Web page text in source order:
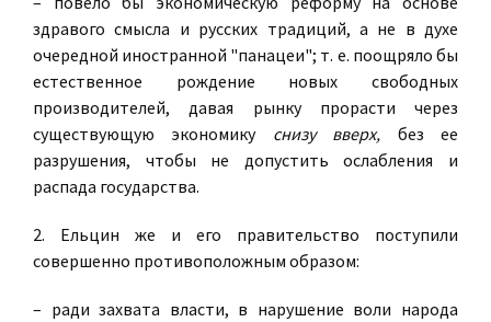
здравого смысла и русских традиций, а не в духе
очередной иностранной "панацеи"; т. е. поощряло бы
естественное рождение новых свободных
производителей, давая рынку прорасти через
существующую экономику снизу вверх, без ее
разрушения, чтобы не допустить ослабления и
распада государства.
2. Ельцин же и его правительство поступили
совершенно противоположным образом:
– ради захвата власти, в нарушение воли народа